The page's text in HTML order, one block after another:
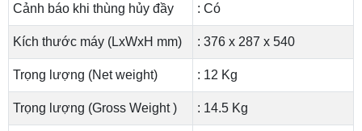
Cảnh báo khi thùng hủy đầy : Có
Kích thước máy (LxWxH mm) : 376 x 287 x 540
Trọng lượng (Net weight) : 12 Kg
Trọng lượng (Gross Weight ) : 14.5 Kg